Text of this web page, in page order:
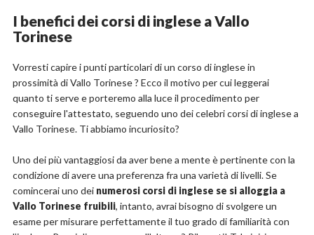
I benefici dei corsi di inglese a Vallo
Torinese
Vorresti capire i punti particolari di un corso di inglese in
prossimità di Vallo Torinese ? Ecco il motivo per cui leggerai
quanto ti serve e porteremo alla luce il procedimento per
conseguire l'attestato, seguendo uno dei celebri corsi di inglese a
Vallo Torinese. Ti abbiamo incuriosito?
Uno dei più vantaggiosi da aver bene a mente è pertinente con la
condizione di avere una preferenza fra una varietà di livelli. Se
comincerai uno dei numerosi corsi di inglese se si alloggia a
Vallo Torinese fruibili, intanto, avrai bisogno di svolgere un
esame per misurare perfettamente il tuo grado di familiarità con